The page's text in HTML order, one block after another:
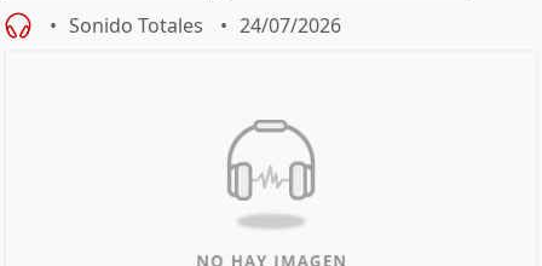
Sonido Totales 24/07/2026